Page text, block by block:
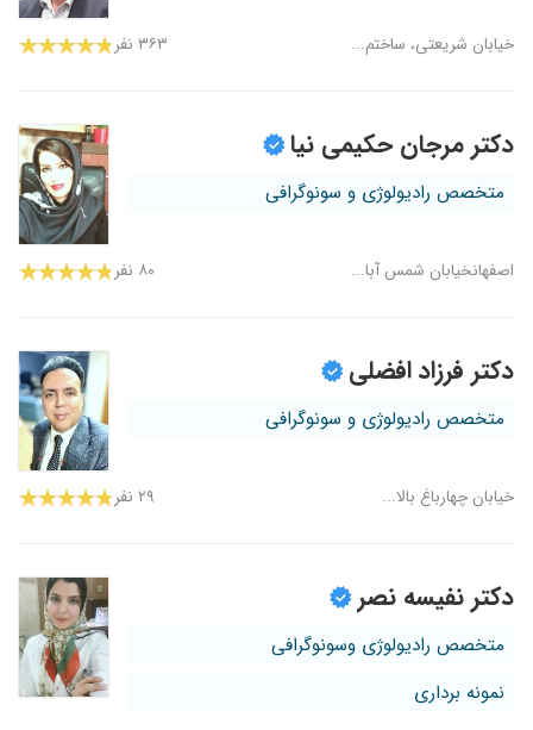
خیابان شریعتی، ساختم... ۳۶۳ نفر
دکتر مرجان حکیمی نیا
متخصص رادیولوژی و سونوگرافی
اصفهانخیابان شمس آبا... ۸۰ نفر
دکتر فرزاد افضلی
متخصص رادیولوژی و سونوگرافی
خیابان چهارباغ بالا... ۲۹ نفر
دکتر نفیسه نصر
متخصص رادیولوژی وسونوگرافی
نمونه برداری